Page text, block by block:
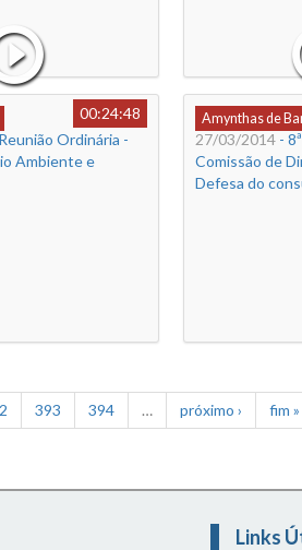
00:24:48
Ordinária -
Ambiente e
Amynthas de
27/03/2014 -
Comissão de
Defesa do
393 394 … próximo › fim »
Links